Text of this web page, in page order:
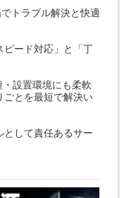
トラブル解決と快適
ピード対応」と「丁
設置環境にも柔軟
ごとを最短で解決い
として責任あるサー